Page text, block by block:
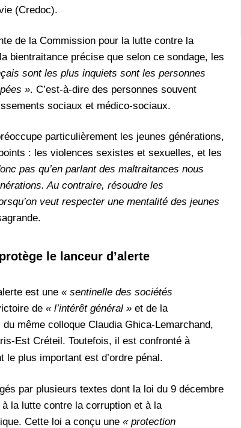
(Credoc).
de la Commission pour la lutte contre la
bientraitance précise que selon ce sondage, les
sont les plus inquiets sont les personnes
». C’est-à-dire des personnes souvent
sociaux et médico-sociaux.
particulièrement les jeunes générations,
: les violences sexistes et sexuelles, et les
pas qu’en parlant des maltraitances nous
Au contraire, résoudre les
veut respecter une mentalité des jeunes
le lanceur d’alerte
est une « sentinelle des sociétés
de « l’intérêt général » et de la
même colloque Claudia Ghica-Lemarchand,
Est Créteil. Toutefois, il est confronté à
plus important est d’ordre pénal.
par plusieurs textes dont la loi du 9 décembre
la lutte contre la corruption et à la
Cette loi a conçu une « protection